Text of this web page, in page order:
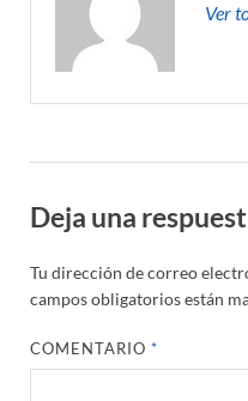
Ver
Deja una
Tu dirección de correo
campos obligatorios están
COMENTARIO*